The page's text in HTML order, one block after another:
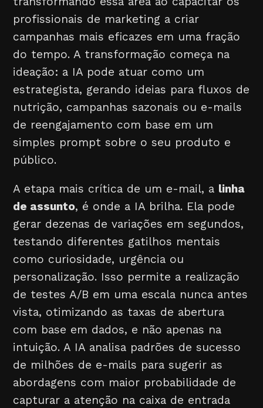
profissionais de marketing a criar
campanhas mais eficazes em uma fração
do tempo. A transformação começa na
ideação: a IA pode atuar como um
estrategista, gerando ideias para fluxos de
nutrição, campanhas sazonais ou e-mails
de reengajamento com base em um
simples prompt sobre o seu produto e
público.
A etapa mais crítica de um e-mail, a linha
de assunto, é onde a IA brilha. Ela pode
gerar dezenas de variações em segundos,
testando diferentes gatilhos mentais
como curiosidade, urgência ou
personalização. Isso permite a realização
de testes A/B em uma escala nunca antes
vista, otimizando as taxas de abertura
com base em dados, e não apenas na
intuição. A IA analisa padrões de sucesso
de milhões de e-mails para sugerir as
abordagens com maior probabilidade de
capturar a atenção na caixa de entrada